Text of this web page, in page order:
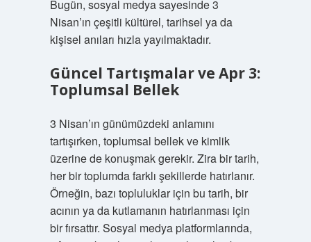
Bugün, sosyal medya sayesinde 3
Nisan’ın çeşitli kültürel, tarihsel ya da
kişisel anıları hızla yayılmaktadır.
Güncel Tartışmalar ve Apr 3:
Toplumsal Bellek
3 Nisan’ın günümüzdeki anlamını
tartışırken, toplumsal bellek ve kimlik
üzerine de konuşmak gerekir. Zira bir tarih,
her bir toplumda farklı şekillerde hatırlanır.
Örneğin, bazı topluluklar için bu tarih, bir
acının ya da kutlamanın hatırlanması için
bir fırsattır. Sosyal medya platformlarında,